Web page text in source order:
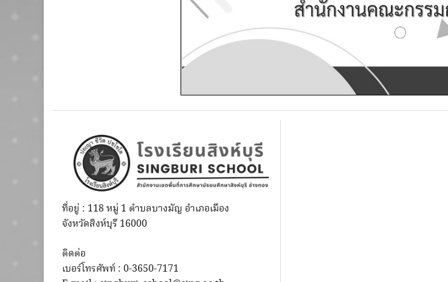
ที่อยู่ : 118 หมู่ 1 ตำบลบางมัญ อำเภอเมือง
จังหวัดสิงห์บุรี 16000
ติดต่อ
เบอร์โทรศัพท์ : 0-3650-7171